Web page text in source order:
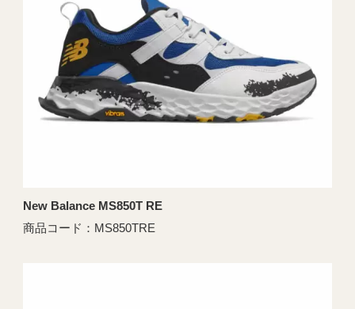
New Balance MS850T RE
商品コード：MS850TRE